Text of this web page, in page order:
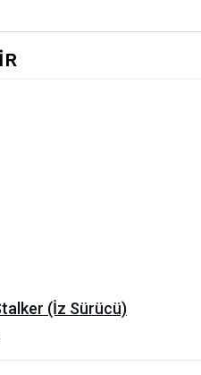
(İz Sürücü)